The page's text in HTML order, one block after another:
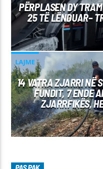
PËRPLASEN DY
25 TË LËNDUAR–
LAJME
14 VATRA ZJARRI NË
FUNDIT, 7 ENDE
ZJARRFIKËS,